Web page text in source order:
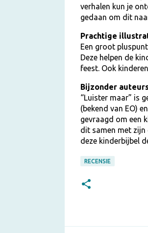
verhalen kun je
gedaan om dit
Prachtige
Een groot
Deze helpen de
feest. Ook
Bijzonder
“Luister maar” is
(bekend van EO)
gevraagd om een
dit samen met zijn
deze kinderbijbel
RECENSIE